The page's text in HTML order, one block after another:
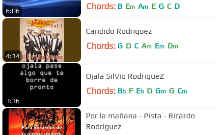
6:06 Chords: B Em Am E G C D
4:14
Candido Rodriguez
Chords: G D C Am Em Dm
3:36
Ojala SilVio RodrigueZ
Chords: Bb F Eb D Gm G Cm
Por la mañana - Pista - Ricardo
Rodriguez